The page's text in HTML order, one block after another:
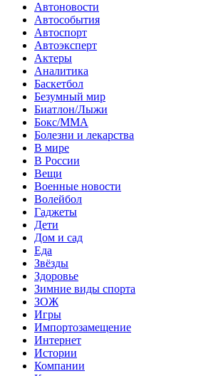
Автоновости
Автособытия
Автоспорт
Автоэксперт
Актеры
Аналитика
Баскетбол
Безумный мир
Биатлон/Лыжи
Бокс/MMA
Болезни и лекарства
В мире
В России
Вещи
Военные новости
Волейбол
Гаджеты
Дети
Дом и сад
Еда
Звёзды
Здоровье
Зимние виды спорта
ЗОЖ
Игры
Импортозамещение
Интернет
Истории
Компании